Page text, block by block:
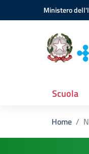
Vai ai contenuti
Vai al menu di navigazione
Ministero
Scuola
Home